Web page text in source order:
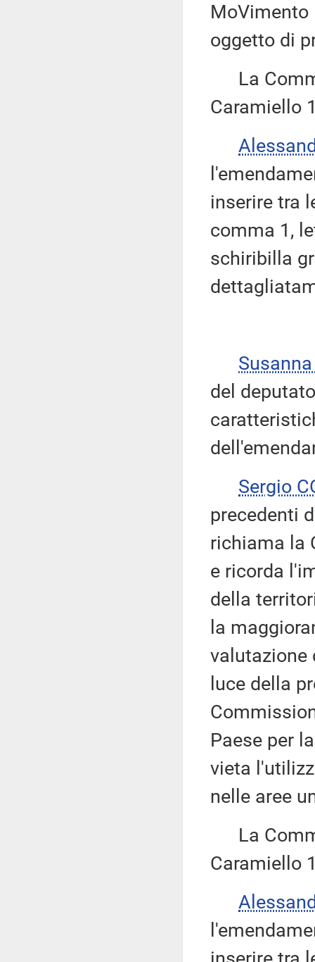
MoVimento
oggetto di
La
Caramiello
inserire tra
comma 1,
schiribilla
del
Sergio
precedenti
richiama la
e ricorda
della
la
valutazione
luce della
Paese per
vieta
nelle aree
La
Caramiello